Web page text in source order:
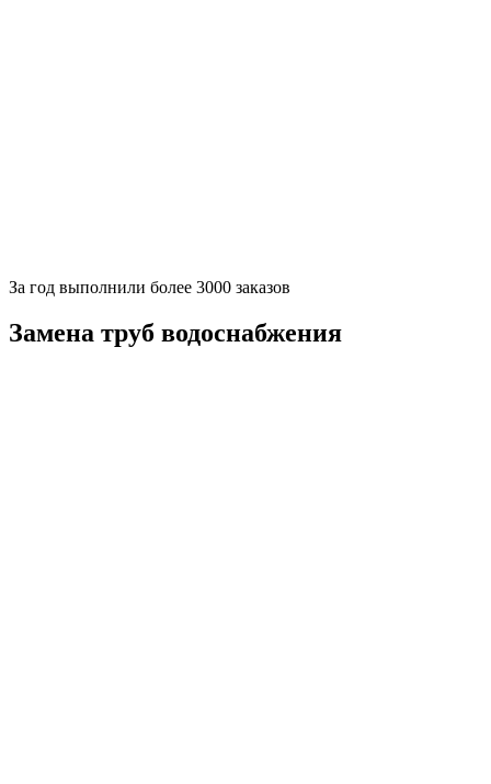
За год выполнили более 3000 заказов
Замена труб водоснабжения